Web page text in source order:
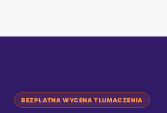
BEZPŁATNA WYCENA TŁUMACZENIA